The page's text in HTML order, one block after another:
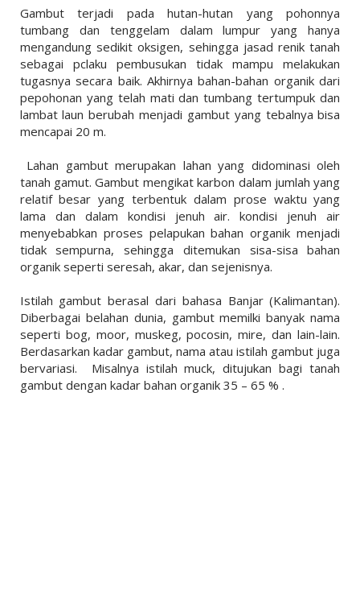
Gambut terjadi pada hutan­-hutan yang pohonnya
tumbang dan tenggelam dalam lumpur yang hanya
mengandung sedikit oksigen, sehingga jasad renik tanah
sebagai pclaku pembusukan tidak mampu melakukan
tugasnya secara baik. Akhirnya bahan-bahan organik dari
pepohonan yang telah mati dan tumbang tertumpuk dan
lambat laun berubah menjadi gambut yang tebalnya bisa
mencapai 20 m.
Lahan gambut merupakan lahan yang didominasi oleh
tanah gamut. Gambut mengikat karbon dalam jumlah yang
relatif besar yang terbentuk dalam prose waktu yang
lama dan dalam kondisi jenuh air. kondisi jenuh air
menyebabkan proses pelapukan bahan organik menjadi
tidak sempurna, sehingga ditemukan sisa-sisa bahan
organik seperti seresah, akar, dan sejenisnya.
Istilah gambut berasal dari bahasa Banjar (Kalimantan).
Diberbagai belahan dunia, gambut memilki banyak nama
seperti bog, moor, muskeg, pocosin, mire, dan lain-lain.
Berdasarkan kadar gambut, nama atau istilah gambut juga
bervariasi. Misalnya istilah muck, ditujukan bagi tanah
gambut dengan kadar bahan organik 35 – 65 % .